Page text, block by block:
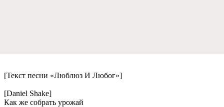
[Текст песни «Люблюз И Любог»]
[Daniel Shake]
Как же собрать урожай